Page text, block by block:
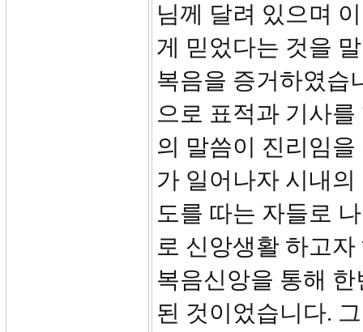
님께 달려 있으며
게 믿었다는 것을
복음을 증거하였습
으로 표적과 기사
의 말씀이 진리임
가 일어나자 시내
도를 따는 자들로
로 신앙생활 하고
복음신앙을 통해
된 것이었습니다.